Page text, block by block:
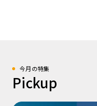
今月の特集
Pickup